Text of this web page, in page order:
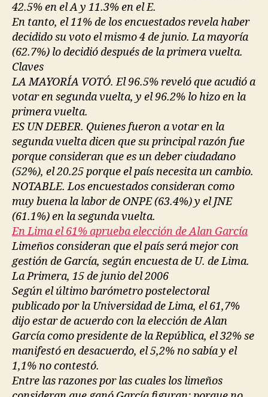
42.5% en el A y 11.3% en el E.
En tanto, el 11% de los encuestados revela haber
decidido su voto el mismo 4 de junio. La mayoría
(62.7%) lo decidió después de la primera vuelta.
Claves
LA MAYORÍA VOTÓ. El 96.5% reveló que acudió a
votar en segunda vuelta, y el 96.2% lo hizo en la
primera vuelta.
ES UN DEBER. Quienes fueron a votar en la
segunda vuelta dicen que su principal razón fue
porque consideran que es un deber ciudadano
(52%), el 20.25 porque el país necesita un cambio.
NOTABLE. Los encuestados consideran como
muy buena la labor de ONPE (63.4%) y el JNE
(61.1%) en la segunda vuelta.
En Lima el 61% aprueba elección de Alan García
Limeños consideran que el país será mejor con
gestión de García, según encuesta de U. de Lima.
La Primera, 15 de junio del 2006
Según el último barómetro postelectoral
publicado por la Universidad de Lima, el 61,7%
dijo estar de acuerdo con la elección de Alan
García como presidente de la República, el 32% se
manifestó en desacuerdo, el 5,2% no sabía y el
1,1% no contestó.
Entre las razones por las cuales los limeños